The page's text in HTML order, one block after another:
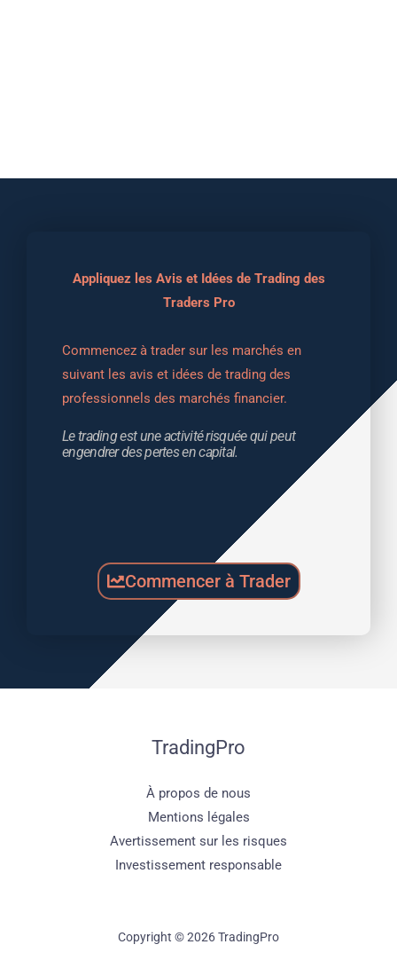
Appliquez les Avis et Idées de Trading des
Traders Pro
Commencez à trader sur les marchés en
suivant les avis et idées de trading des
professionnels des marchés financier.
Le trading est une activité risquée qui peut
engendrer des pertes en capital.
Commencer à Trader
TradingPro
À propos de nous
Mentions légales
Avertissement sur les risques
Investissement responsable
Copyright © 2026 TradingPro